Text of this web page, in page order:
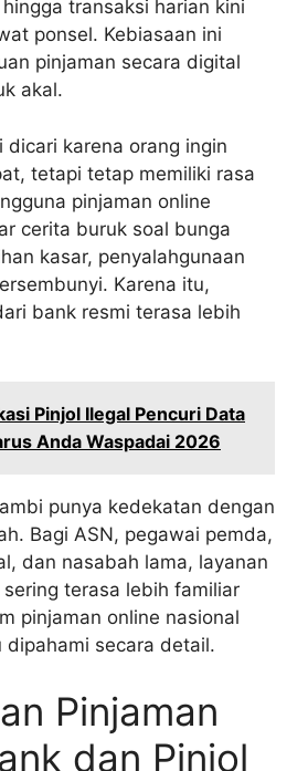
transaksi harian kini
ponsel. Kebiasaan ini
pinjaman secara digital
akal.
dicari karena orang ingin
tetapi tetap memiliki rasa
pinjaman online
cerita buruk soal bunga
kasar, penyalahgunaan
Karena itu,
bank resmi terasa lebih
Pinjol Ilegal Pencuri Data
Anda Waspadai 2026
punya kedekatan dengan
Bagi ASN, pegawai pemda,
dan nasabah lama, layanan
terasa lebih familiar
pinjaman online nasional
secara detail.
Pinjaman
dan Pinjol